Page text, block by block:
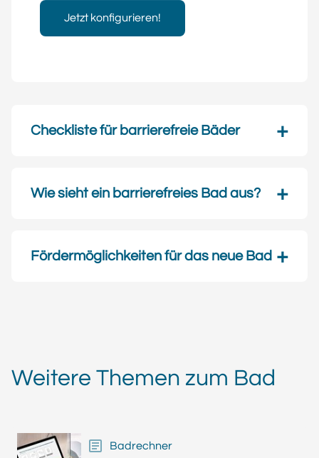
Jetzt konfigurieren!
Checkliste für barrierefreie Bäder
Wie sieht ein barrierefreies Bad aus?
Förder­möglich­keiten für das neue Bad
Weitere Themen zum Bad
Badrechner